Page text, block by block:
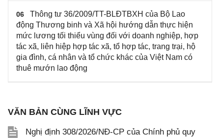
06
Thông tư 36/2009/TT-BLĐTBXH của Bộ Lao
động Thương binh và Xã hội hướng dẫn thực hiện
mức lương tối thiểu vùng đối với doanh nghiệp, hợp
tác xã, liên hiệp hợp tác xã, tổ hợp tác, trang trại, hộ
gia đình, cá nhân và tổ chức khác của Việt Nam có
thuê mướn lao động
VĂN BẢN CÙNG LĨNH VỰC
Nghị định 308/2026/NĐ-CP của Chính phủ quy